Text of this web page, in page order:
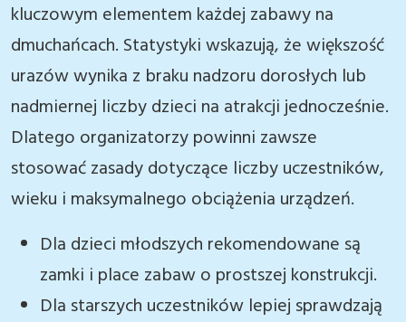
kluczowym elementem każdej zabawy na
dmuchańcach. Statystyki wskazują, że większość
urazów wynika z braku nadzoru dorosłych lub
nadmiernej liczby dzieci na atrakcji jednocześnie.
Dlatego organizatorzy powinni zawsze
stosować zasady dotyczące liczby uczestników,
wieku i maksymalnego obciążenia urządzeń.
Dla dzieci młodszych rekomendowane są
zamki i place zabaw o prostszej konstrukcji.
Dla starszych uczestników lepiej sprawdzają